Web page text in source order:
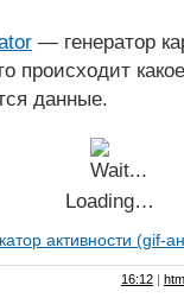
— генератор
происходит
данные.
Loading…
активности (gif-
16:12 |